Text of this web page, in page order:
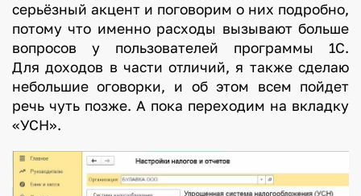
серьёзный акцент и поговорим о них подробно,
потому что именно расходы вызывают больше
вопросов у пользователей программы 1С.
Для доходов в части отличий, я также сделаю
небольшие оговорки, и об этом всем пойдет
речь чуть позже. А пока переходим на вкладку
«УСН».